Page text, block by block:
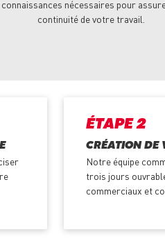
connaissances nécessaires pour
continuité de votre travail.
ÉTAPE 2
CRÉATION DE
Notre équipe
trois jours
commerciaux et